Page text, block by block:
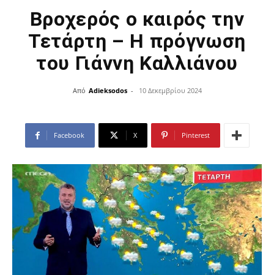
Βροχερός ο καιρός την
Τετάρτη – Η πρόγνωση
του Γιάννη Καλλιάνου
Από Adieksodos - 10 Δεκεμβρίου 2024
Facebook X Pinterest